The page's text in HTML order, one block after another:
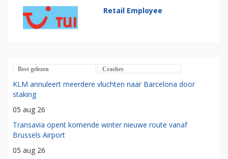
Retail Employee
Best gelezen Crashes
KLM annuleert meerdere vluchten naar Barcelona door
staking
05 aug 26
Transavia opent komende winter nieuwe route vanaf
Brussels Airport
05 aug 26